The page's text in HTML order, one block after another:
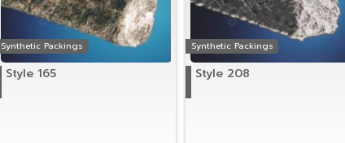
Synthetic Packings
Style 165
Synthetic Packings
Style 208